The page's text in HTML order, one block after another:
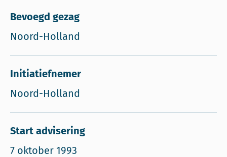
Bevoegd gezag
Noord-Holland
Initiatiefnemer
Noord-Holland
Start advisering
7 oktober 1993